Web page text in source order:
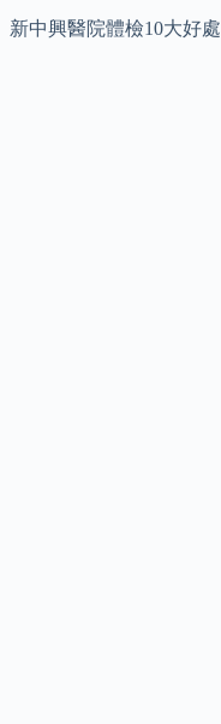
新中興醫院體檢10大好處